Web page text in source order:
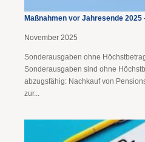
Maßnahmen vor Jahresende
November 2025
Sonderausgaben ohne
Sonderausgaben sind ohne
abzugsfähig: Nachkauf von
zur...